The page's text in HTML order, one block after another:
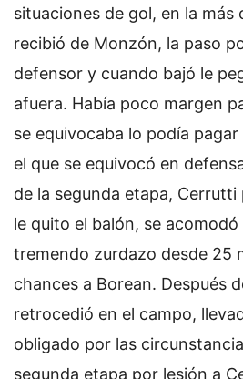
situaciones de gol, en la más
recibió de Monzón, la paso
defensor y cuando bajó le
afuera. Había poco margen
se equivocaba lo podía
el que se equivocó en
de la segunda etapa, Cerrutti
le quito el balón, se
tremendo zurdazo desde 25
chances a Borean. Después
retrocedió en el campo,
obligado por las
segunda etapa por lesión a